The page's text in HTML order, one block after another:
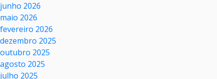
junho 2026
maio 2026
fevereiro 2026
dezembro 2025
outubro 2025
agosto 2025
julho 2025